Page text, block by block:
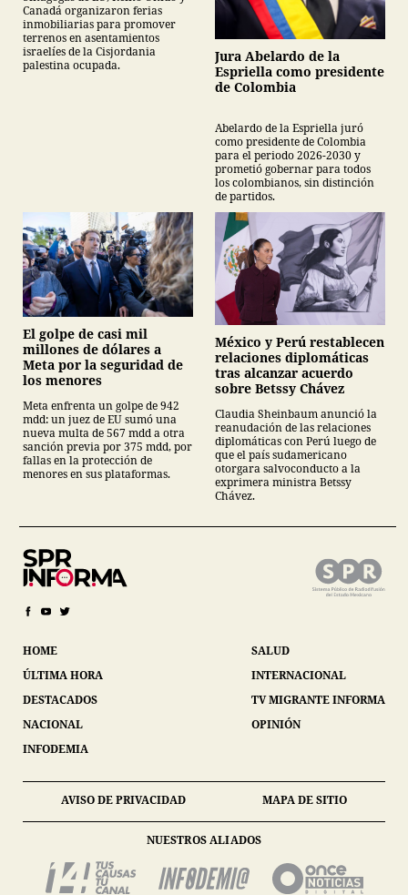
Canadá organizaron ferias
inmobiliarias para promover
terrenos en asentamientos
israelíes de la Cisjordania
palestina ocupada.
Jura Abelardo de la
Espriella como presidente
de Colombia
Abelardo de la Espriella juró
como presidente de Colombia
para el periodo 2026-2030 y
prometió gobernar para todos
los colombianos, sin distinción
de partidos.
El golpe de casi mil
millones de dólares a
Meta por la seguridad de
los menores
Meta enfrenta un golpe de 942
mdd: un juez de EU sumó una
nueva multa de 567 mdd a otra
sanción previa por 375 mdd, por
fallas en la protección de
menores en sus plataformas.
México y Perú restablecen
relaciones diplomáticas
tras alcanzar acuerdo
sobre Betssy Chávez
Claudia Sheinbaum anunció la
reanudación de las relaciones
diplomáticas con Perú luego de
que el país sudamericano
otorgara salvoconducto a la
exprimera ministra Betssy
Chávez.
HOME
ÚLTIMA HORA
DESTACADOS
NACIONAL
INFODEMIA
SALUD
INTERNACIONAL
TV MIGRANTE INFORMA
OPINIÓN
AVISO DE PRIVACIDAD MAPA DE SITIO
NUESTROS ALIADOS